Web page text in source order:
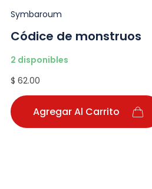
$ 62.00
Symbaroum
Códice de monstruos
2 disponibles
Agregar Al Carrito